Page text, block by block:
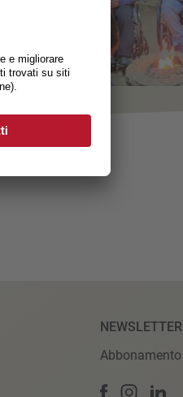
NEWSLETTER
Abbonamento